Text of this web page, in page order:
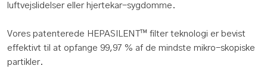
luftvejslidelser eller hjertekar-sygdomme.
Vores patenterede HEPASILENT™ filter teknologi er bevist
effektivt til at opfange 99,97 % af de mindste mikro-skopiske
partikler.